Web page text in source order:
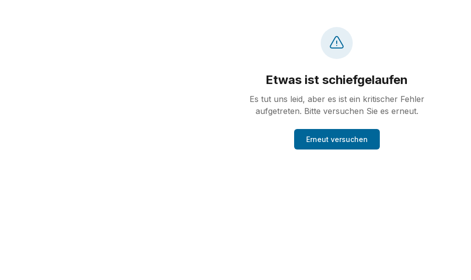
Etwas ist schiefgelaufen
Es tut uns leid, aber es ist ein kritischer Fehler
aufgetreten. Bitte versuchen Sie es erneut.
Erneut versuchen